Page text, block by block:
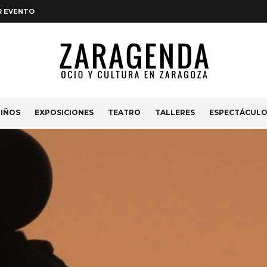
EVENTO
EXPOSICIONES TEATRO TALLERES